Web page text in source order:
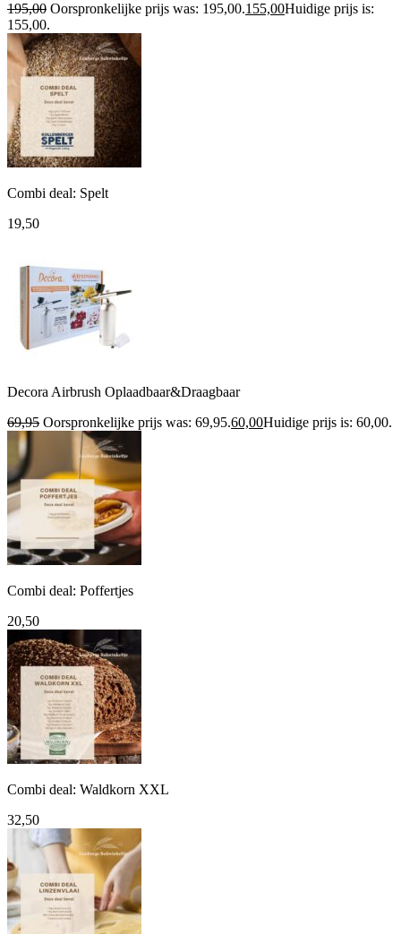
195,00 Oorspronkelijke prijs was: 195,00.155,00Huidige prijs is:
155,00.
Combi deal: Spelt
19,50
Decora Airbrush Oplaadbaar&Draagbaar
69,95 Oorspronkelijke prijs was: 69,95.60,00Huidige prijs is: 60,00.
Combi deal: Poffertjes
20,50
Combi deal: Waldkorn XXL
32,50